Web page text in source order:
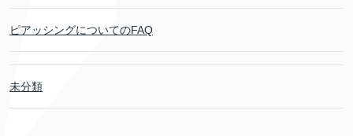
ピアッシングについてのFAQ
未分類